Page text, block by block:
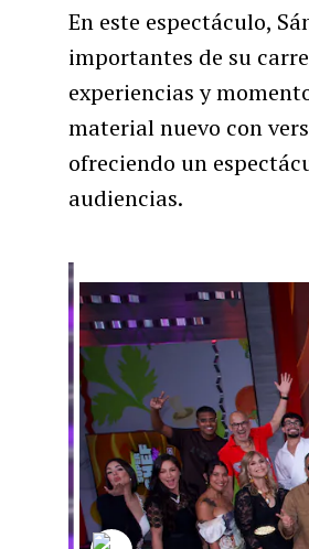
En este espectáculo,
importantes de su
experiencias y
material nuevo con
ofreciendo un
audiencias.